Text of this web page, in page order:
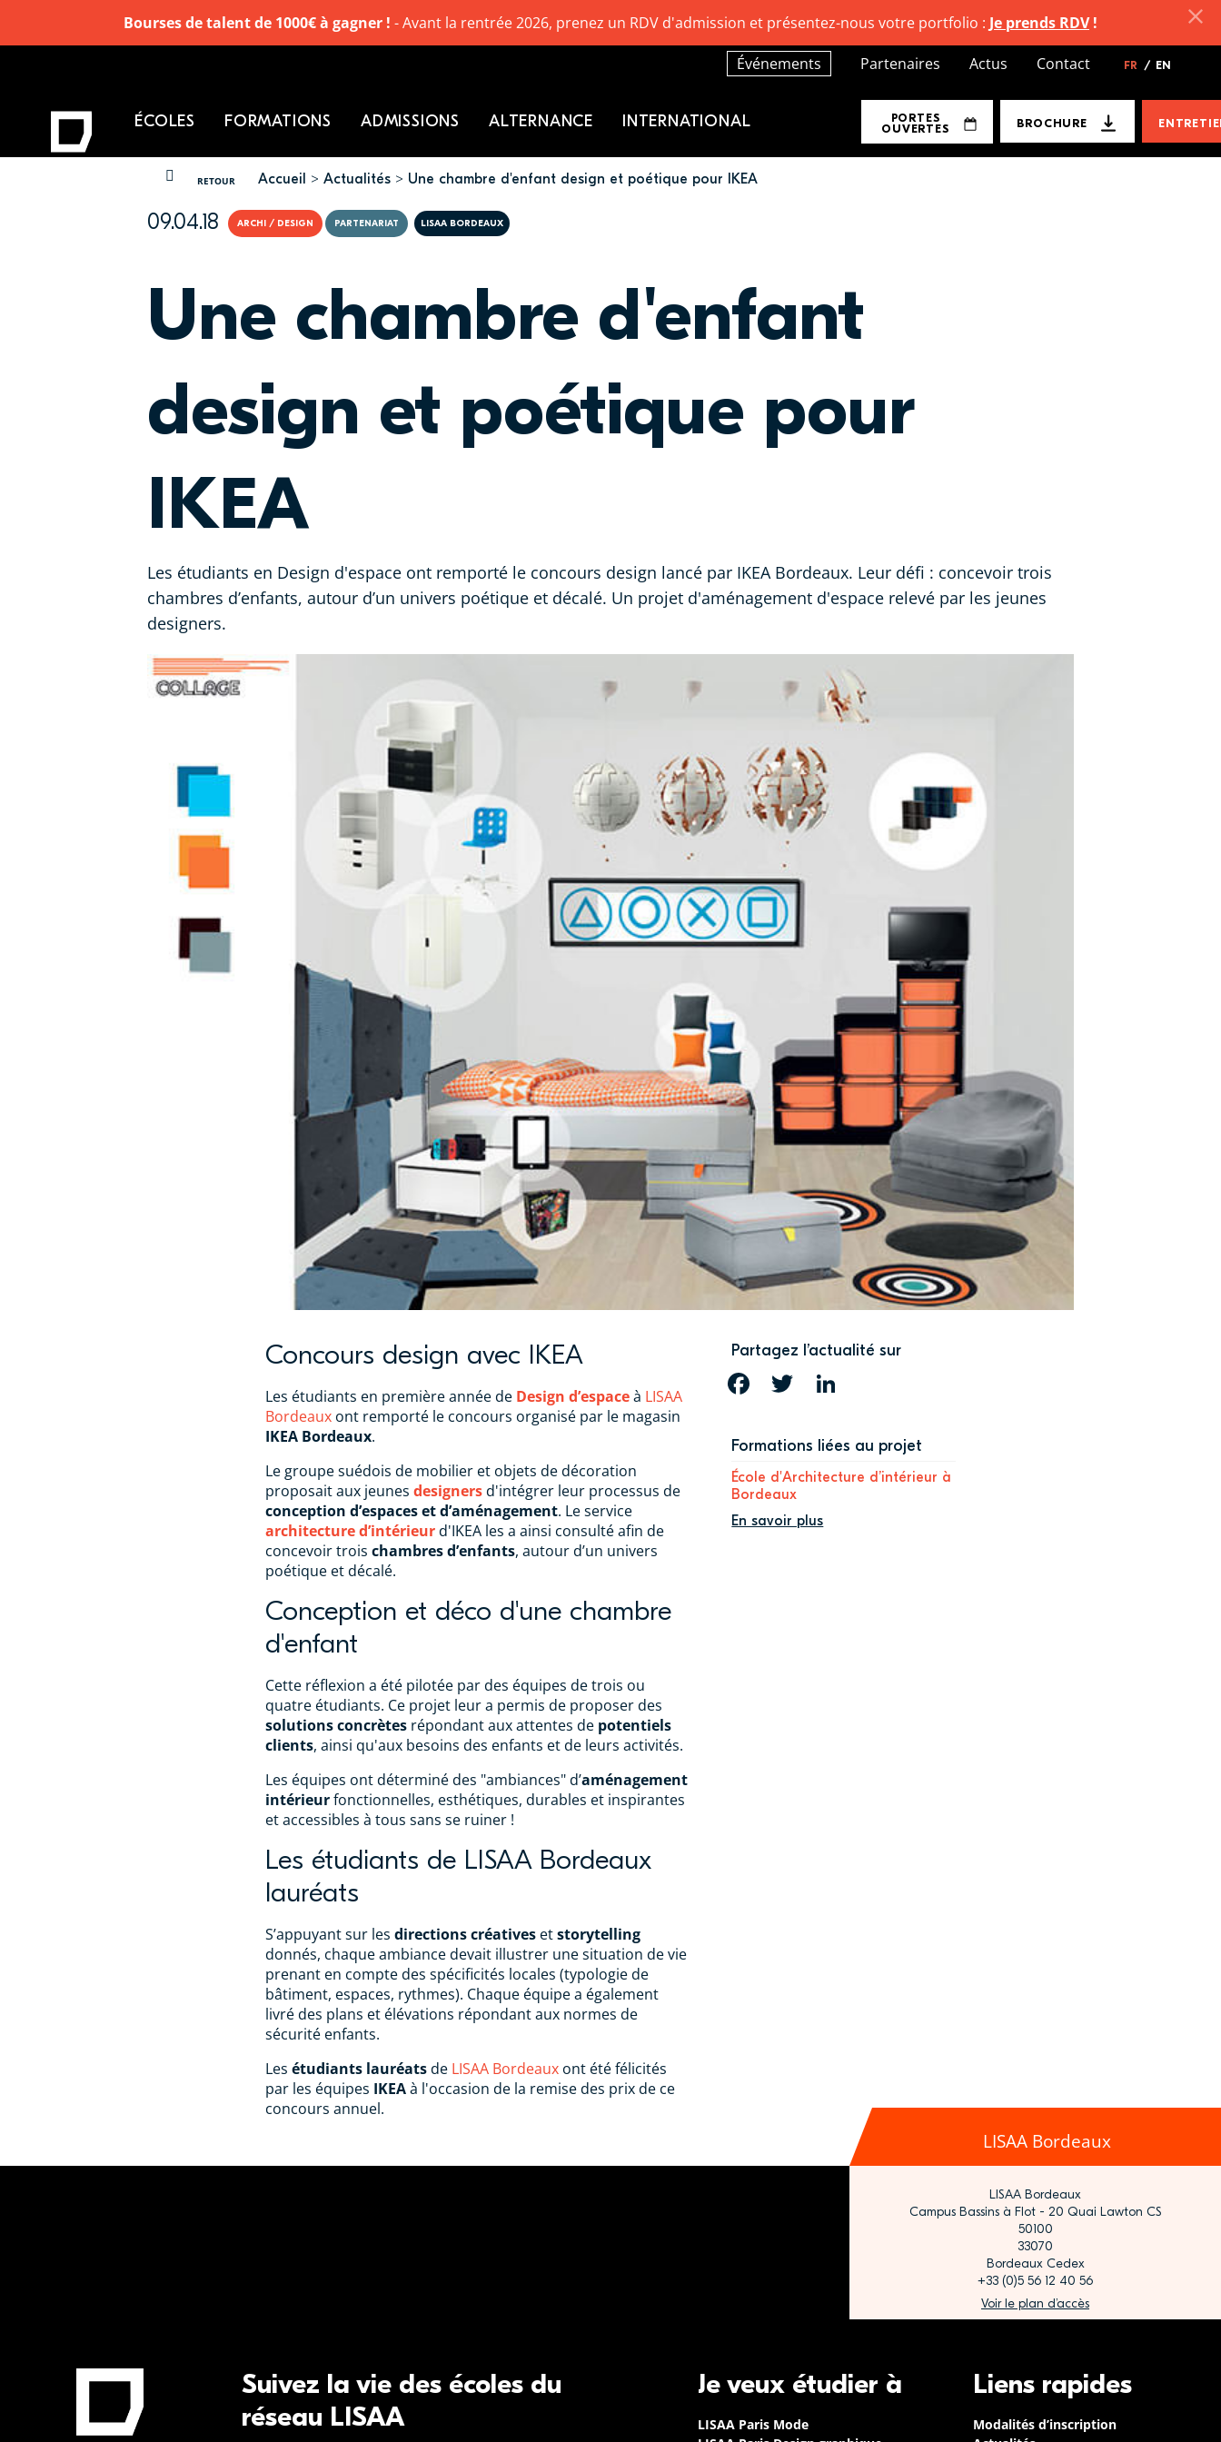
RETOUR
VOUS ÊTES ICI Accueil Actualités Une chambre d'enfant design et poétique pour IKEA
09.04.18 ARCHI / DESIGN PARTENARIAT LISAA BORDEAUX
Une chambre d'enfant
design et poétique pour
IKEA
Les étudiants en Design d'espace ont remporté le concours design lancé par IKEA Bordeaux. Leur défi : concevoir trois
chambres d’enfants, autour d’un univers poétique et décalé. Un projet d'aménagement d'espace relevé par les jeunes
designers.
Concours design avec IKEA
Les étudiants en première année de Design d’espaceà LISAA
Bordeaux ont remporté le concours organisé par le magasin
IKEA Bordeaux.
Le groupe suédois de mobilier et objets de décoration
proposait aux jeunes designersd'intégrer leur processus de
conception d’espaces et d’aménagement. Le service
architecture d’intérieurd'IKEA les a ainsi consulté afin de
concevoir trois chambres d’enfants, autour d’un univers
poétique et décalé.
Conception et déco d'une chambre
d'enfant
Cette réflexion a été pilotée par des équipes de trois ou
quatre étudiants. Ce projet leur a permis de proposer des
solutions concrètes répondant aux attentes de potentiels
clients, ainsi qu'aux besoins des enfants et de leurs activités.
Les équipes ont déterminé des "ambiances" d’aménagement
intérieurfonctionnelles, esthétiques, durables et inspirantes
et accessibles à tous sans se ruiner !
Les étudiants de LISAA Bordeaux
lauréats
S’appuyant sur les directions créatives etstorytelling
donnés, chaque ambiance devait illustrer une situation de vie
prenant en compte des spécificités locales (typologie de
bâtiment, espaces, rythmes). Chaque équipe a également
livré des plans et élévations répondant aux normes de
sécurité enfants.
Les étudiants lauréatsde LISAA Bordeaux ont été félicités
par les équipes IKEAà l'occasion de la remise des prix de ce
concours annuel.
Partagez l’actualité sur
FACEBOOKTWITTER
Formations liées au projet
École d'Architecture d’intérieur à
Bordeaux
En savoir plus
LISAA Bordeaux
LISAA Bordeaux
Campus Bassins à Flot - 20 Quai Lawton CS
50100
33070
Bordeaux Cedex
+33 (0)5 56 12 40 56
Voir le plan d’accès
Événements Partenaires Actus Contact FR / EN
PORTES
OUVERTES
BROCHURE
ÉCOLES FORMATIONS ADMISSIONS ALTERNANCE INTERNATIONAL
Suivez la vie des écoles du
réseau LISAA
Je veux étudier à
LISAA Paris Mode
Liens rapides
Modalités d’inscription
Bourses de talent de 1000€ à gagner ! - Avant la rentrée 2026, prenez un RDV d'admission et présentez-nous votre portfolio : Je prends RDV!